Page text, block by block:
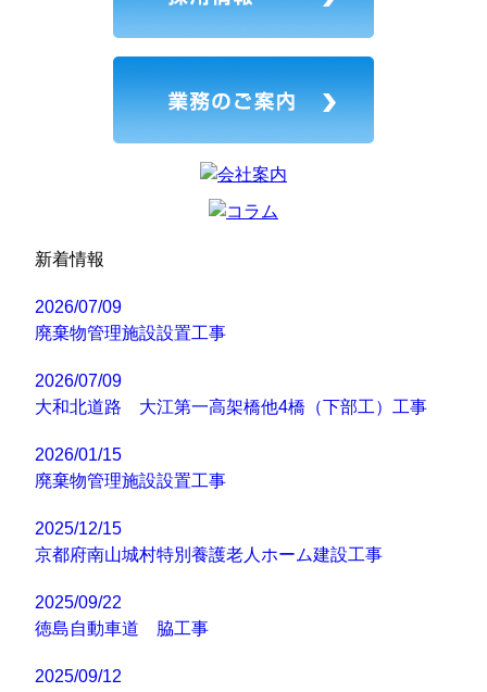
新着情報
2026/07/09
廃棄物管理施設設置工事
2026/07/09
大和北道路 大江第一高架橋他4橋（下部工）工事
2026/01/15
廃棄物管理施設設置工事
2025/12/15
京都府南山城村特別養護老人ホーム建設工事
2025/09/22
徳島自動車道 脇工事
2025/09/12